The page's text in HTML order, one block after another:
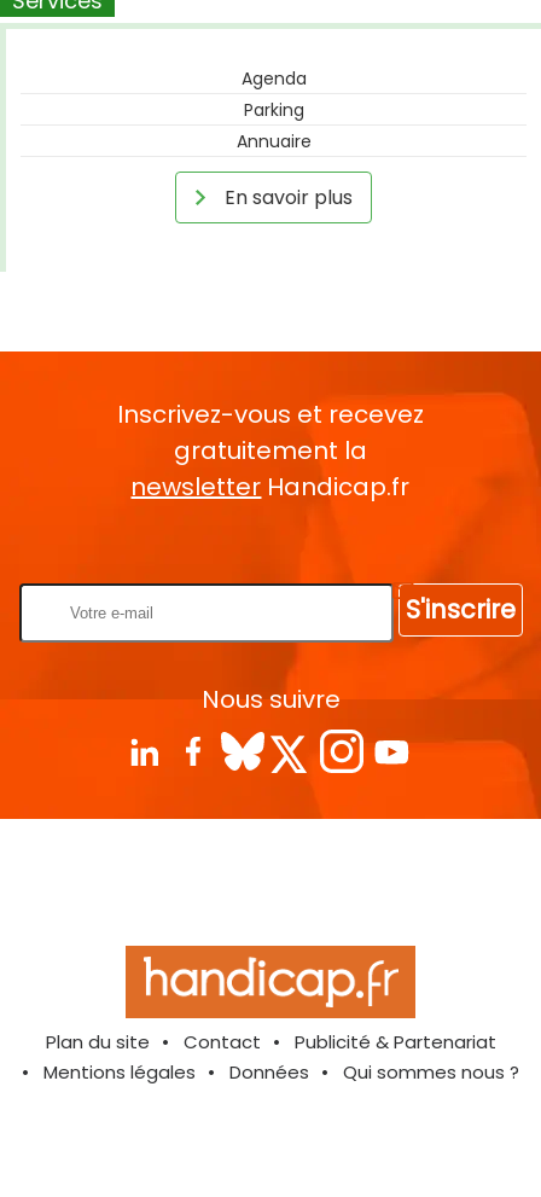
Agenda
Parking
Annuaire
En savoir plus
Inscrivez-vous et recevez
gratuitement la
newsletter Handicap.fr
S'inscrire
Nous suivre
Plan du site Contact
Publicité & Partenariat
Mentions légales
Données Qui sommes nous ?